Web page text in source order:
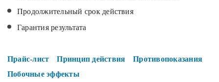
Продолжительный срок действия
Гарантия результата
Прайс-лист Принцип действия
Противопоказания
Побочные эффекты